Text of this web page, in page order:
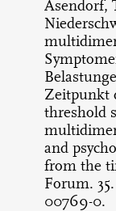
Asendorf,
Zeitpunkt
threshold
and
from the
Forum. 35.
00769-0.